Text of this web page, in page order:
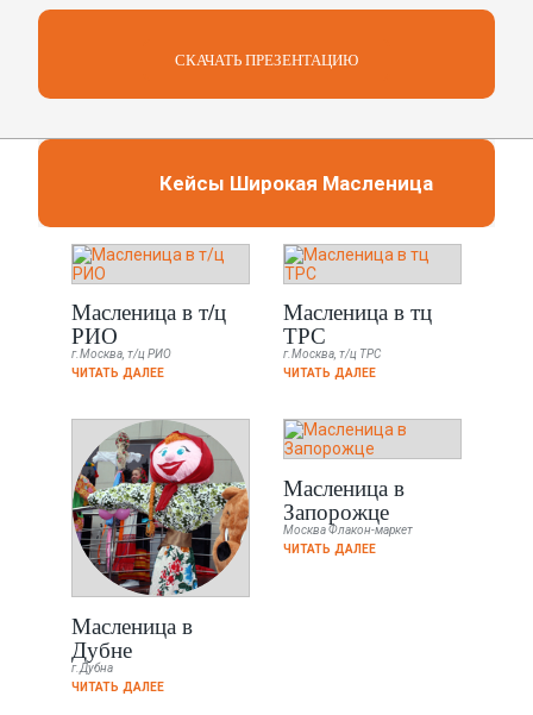
СКАЧАТЬ ПРЕЗЕНТАЦИЮ
Кейсы Широкая Масленица
Масленица в т/ц
РИО
г.Москва, т/ц РИО
ЧИТАТЬ ДАЛЕЕ
Масленица в тц
ТРС
г.Москва, т/ц ТРС
ЧИТАТЬ ДАЛЕЕ
Масленица в
Дубне
г.Дубна
ЧИТАТЬ ДАЛЕЕ
Масленица в
Запорожце
Москва Флакон-маркет
ЧИТАТЬ ДАЛЕЕ